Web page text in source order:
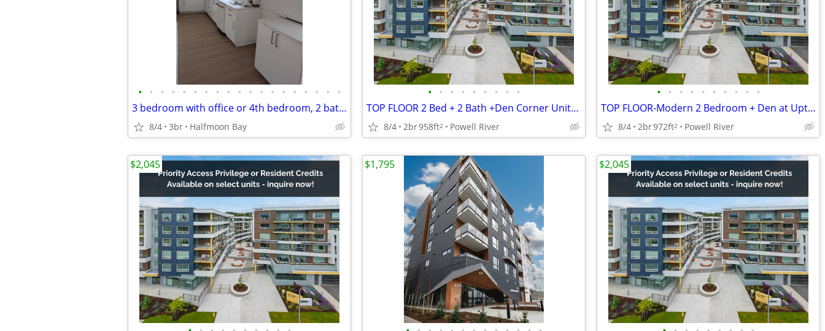
• • • • • • • • • • • • • • • • • • •
3 bedroom with office or 4th bedroom, 2 bath house
8/4 3br Halfmoon Bay
• • • • • • • • •
TOP FLOOR 2 Bed + 2 Bath +Den Corner Unit-Uptown Residences
8/4 2br958ft2 Powell River
• • • • • • • • • •
TOP FLOOR-Modern 2 Bedroom + Den at Uptown Residences
8/4 2br972ft2 Powell River
$2,045 $1,795 $2,045